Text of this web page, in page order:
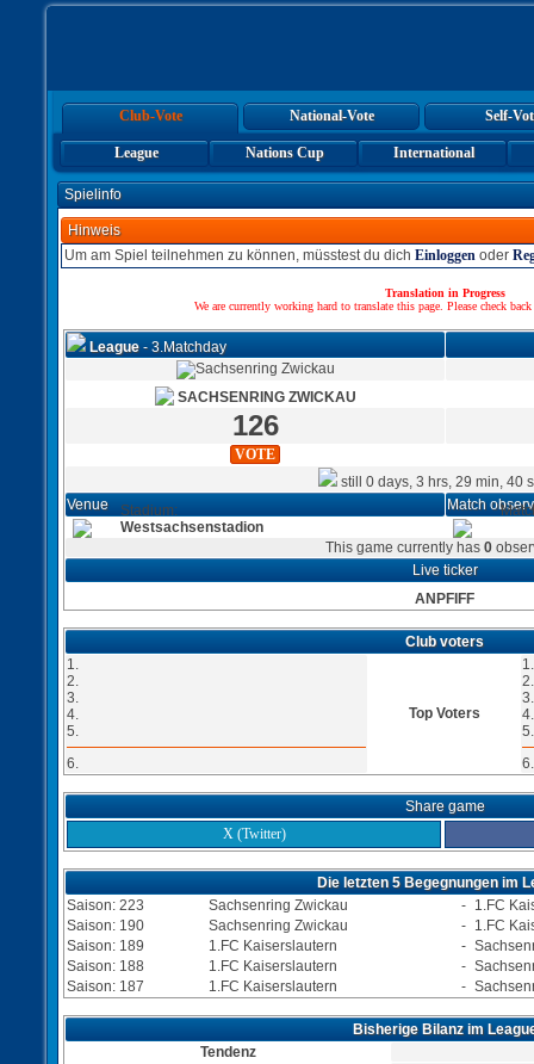
Club-Vote National-Vote Self-
League Nations Cup International
Spielinfo
Hinweis
Um am Spiel teilnehmen zu können, müsstest du dich Einloggen oder
Translation in Progress
We are currently working hard to translate this page. Please check
League- 3.Matchday
SACHSENRING ZWICKAU
126
VOTE
still 0 days, 3 hrs, 29 min, 40
Venue
Match
Stadium:
Westsachsenstadion
This game currently has 0
Live ticker
ANPFIFF
Club voters
1.
2.
3.
4.
5.
6.
Top Voters
1.
2.
3.
4.
5.
6.
Share game
X (Twitter)
Die letzten 5 Begegnungen im
Saison: 223
Sachsenring Zwickau - 1.FC
Saison: 190
Sachsenring Zwickau - 1.FC
Saison: 189
1.FC Kaiserslautern -
Saison: 188
1.FC Kaiserslautern -
Saison: 187
1.FC Kaiserslautern -
Bisherige Bilanz im
Tendenz